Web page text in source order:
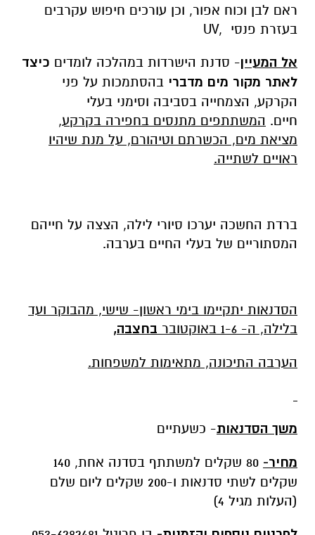
ראם לבן וכוח אפור, וכן עורכים חיפוש עקרבים
בעזרת פנסי
,UV
אל המעיין- סדנת הישרדות במהלכה לומדים כיצד
לאתר מקור מים מדברי בהסתמכות על פני
הקרקע, הצמחייה בסביבה וסימני בעלי
חיים. המשתתפים מתנסים בחפירה בקרקע,
מציאת מים, הכשרתם וטיהורם, על מנת שיהיו
ראויים לשתייה.
ברדת החשכה יערכו סיורי לילה, הצצה על חייהם
המסתוריים של בעלי החיים בערבה.
הסדנאות יתקיימו בימי ראשון- שישי, מהבוקר ועד
בלילה, ה- 1-6 באוקטובר
בחצבה,
הערבה התיכונה, מתאימות למשפחות.
משך הסדנאות- כשעתיים
מחיר-
80 שקלים למשתתף בסדנה אחת, 140
שקלים לשתי סדנאות ו-200 שקלים ליום שלם
(העלות מגיל 4)